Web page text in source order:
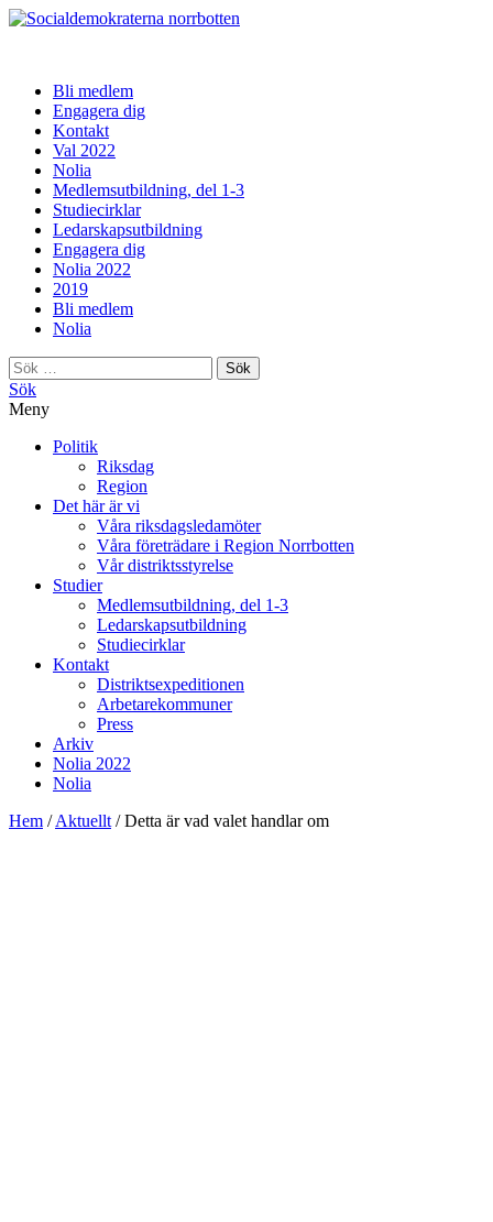
norrbotten
Bli medlem
Engagera dig
Kontakt
Val 2022
Nolia
Medlemsutbildning, del 1-3
Studiecirklar
Ledarskapsutbildning
Engagera dig
Nolia 2022
2019
Bli medlem
Nolia
Sök
efter:
Sök
Meny
Politik
Riksdag
Region
Det här är vi
Våra riksdagsledamöter
Våra företrädare i Region Norrbotten
Vår distriktsstyrelse
Studier
Medlemsutbildning, del 1-3
Ledarskapsutbildning
Studiecirklar
Kontakt
Distriktsexpeditionen
Arbetarekommuner
Press
Arkiv
Nolia 2022
Nolia
Hem /Aktuellt /Detta är vad valet handlar om